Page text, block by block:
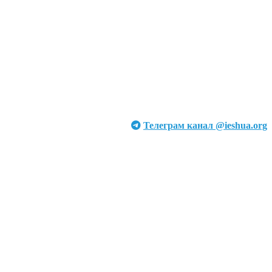
Телеграм канал @ieshua.org